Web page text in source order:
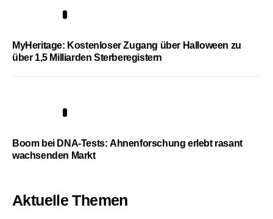
MyHeritage: Kostenloser Zugang über Halloween zu
über 1,5 Milliarden Sterberegistern
Boom bei DNA-Tests: Ahnenforschung erlebt rasant
wachsenden Markt
Aktuelle Themen